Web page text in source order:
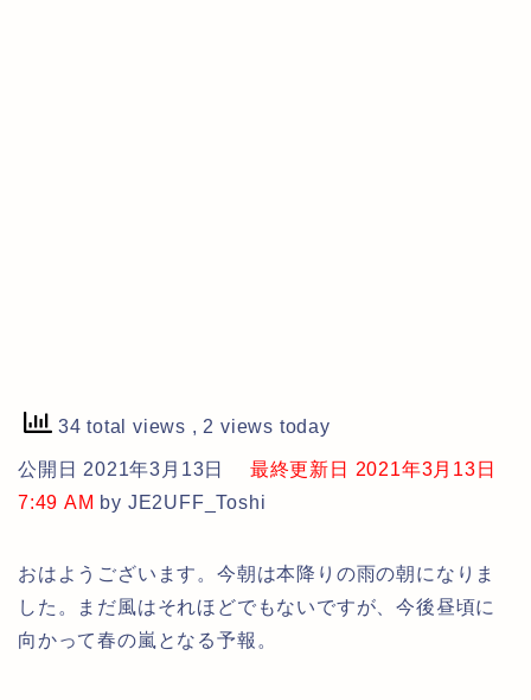
34 total views , 2 views today
公開日 2021年3月13日
最終更新日 2021年3月13日
7:49 AM by JE2UFF_Toshi
おはようございます。今朝は本降りの雨の朝になりま
した。まだ風はそれほどでもないですが、今後昼頃に
向かって春の嵐となる予報。